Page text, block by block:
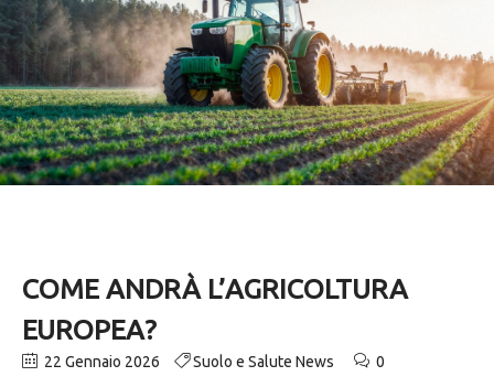
COME ANDRÀ L’AGRICOLTURA
EUROPEA?
22 Gennaio 2026 Suolo e Salute News 0